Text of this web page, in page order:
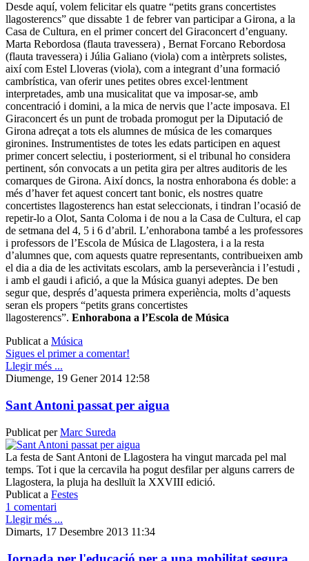
Desde aquí, volem felicitar els quatre “petits grans concertistes
llagosterencs” que dissabte 1 de febrer van participar a Girona, a la
Casa de Cultura, en el primer concert del Giraconcert d’enguany.
Marta Rebordosa (flauta travessera) , Bernat Forcano Rebordosa
(flauta travessera) i Júlia Galiano (viola) com a intèrprets solistes,
així com Estel Lloveras (viola), com a integrant d’una formació
cambrística, van oferir unes petites obres excel·lentment
interpretades, amb una musicalitat que va imposar-se, amb
concentració i domini, a la mica de nervis que l’acte imposava. El
Giraconcert és un punt de trobada promogut per la Diputació de
Girona adreçat a tots els alumnes de música de les comarques
gironines. Instrumentistes de totes les edats participen en aquest
primer concert selectiu, i posteriorment, si el tribunal ho considera
pertinent, són convocats a un petita gira per altres auditoris de les
comarques de Girona. Així doncs, la nostra enhorabona és doble: a
més d’haver fet aquest concert tant bonic, els nostres quatre
concertistes llagosterencs han estat seleccionats, i tindran l’ocasió de
repetir-lo a Olot, Santa Coloma i de nou a la Casa de Cultura, el cap
de setmana del 4, 5 i 6 d’abril. L’enhorabona també a les professores
i professors de l’Escola de Música de Llagostera, i a la resta
d’alumnes que, com aquests quatre representants, contribueixen amb
el dia a dia de les activitats escolars, amb la perseverància i l’estudi ,
i amb el gaudi i afició, a que la Música guanyi adeptes. De ben
segur que, després d’aquesta primera experiència, molts d’aquests
seran els propers “petits grans concertistes
llagosterencs”. Enhorabona a l’Escola de Música
Publicat a Música
Sigues el primer a comentar!
Llegir més ...
Diumenge, 19 Gener 2014 12:58
Sant Antoni passat per aigua
Publicat perMarc Sureda
La festa de Sant Antoni de Llagostera ha vingut marcada pel mal
temps. Tot i que la cercavila ha pogut desfilar per alguns carrers de
Llagostera, la pluja ha deslluït la XXVIII edició.
Publicat a Festes
1 comentari
Llegir més ...
Dimarts, 17 Desembre 2013 11:34